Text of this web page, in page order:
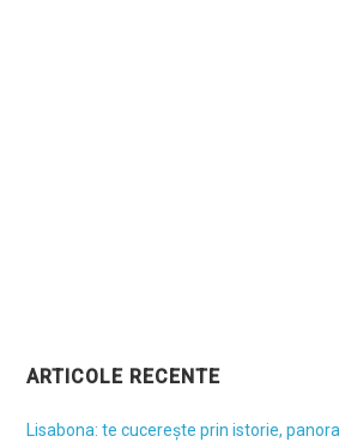
ARTICOLE RECENTE
Lisabona: te cucerește prin istorie,